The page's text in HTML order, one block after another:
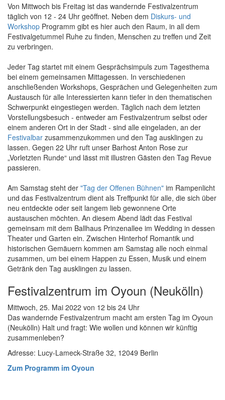
Von Mittwoch bis Freitag ist das wandernde Festivalzentrum
täglich von 12 - 24 Uhr geöffnet. Neben dem Diskurs- und
Workshop Programm gibt es hier auch den Raum, in all dem
Festivalgetummel Ruhe zu finden, Menschen zu treffen und Zeit
zu verbringen.
Jeder Tag startet mit einem Gesprächsimpuls zum Tagesthema
bei einem gemeinsamen Mittagessen. In verschiedenen
anschließenden Workshops, Gesprächen und Gelegenheiten zum
Austausch für alle Interessierten kann tiefer in den thematischen
Schwerpunkt eingestiegen werden. Täglich nach dem letzten
Vorstellungsbesuch - entweder am Festivalzentrum selbst oder
einem anderen Ort in der Stadt - sind alle eingeladen, an der
Festivalbar zusammenzukommen und den Tag ausklingen zu
lassen. Gegen 22 Uhr ruft unser Barhost Anton Rose zur
„Vorletzten Runde“ und lässt mit illustren Gästen den Tag Revue
passieren.
Am Samstag steht der "Tag der Offenen Bühnen" im Rampenlicht
und das Festivalzentrum dient als Treffpunkt für alle, die sich über
neu entdeckte oder seit langem lieb gewonnene Orte
austauschen möchten. An diesem Abend lädt das Festival
gemeinsam mit dem Ballhaus Prinzenallee im Wedding in dessen
Theater und Garten ein. Zwischen Hinterhof Romantik und
historischen Gemäuern kommen am Samstag alle noch einmal
zusammen, um bei einem Happen zu Essen, Musik und einem
Getränk den Tag ausklingen zu lassen.
Festivalzentrum im Oyoun (Neukölln)
Mittwoch, 25. Mai 2022 von 12 bis 24 Uhr
Das wandernde Festivalzentrum macht am ersten Tag im Oyoun
(Neukölln) Halt und fragt: Wie wollen und können wir künftig
zusammenleben?
Adresse: Lucy-Lameck-Straße 32, 12049 Berlin
Zum Programm im Oyoun